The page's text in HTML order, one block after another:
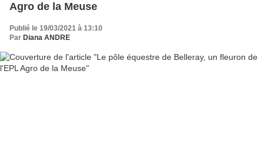
Agro de la Meuse
Publié le 19/03/2021 à 13:10
Par Diana ANDRE